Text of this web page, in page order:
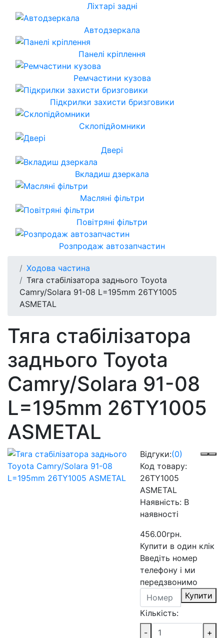
Ліхтарі задні
Автодзеркала
Панелі кріплення
Ремчастини кузова
Підкрилки захисти бризговики
Склопідйомники
Двері
Вкладиш дзеркала
Масляні фільтри
Повітряні фільтри
Розпродаж автозапчастин
Ходова частина
Тяга стабілізатора заднього Toyota
Camry/Solara 91-08 L=195mm 26TY1005
ASMETAL
Тяга стабілізатора
заднього Toyota
Camry/Solara 91-08
L=195mm 26TY1005
ASMETAL
Відгуки:(0)
Код товару:
26TY1005
ASMETAL
Наявність: В
наявності
456.00грн.
Купити в один клік
Введіть номер
телефону і ми
передзвонимо
Купити
Кількість:
-
+